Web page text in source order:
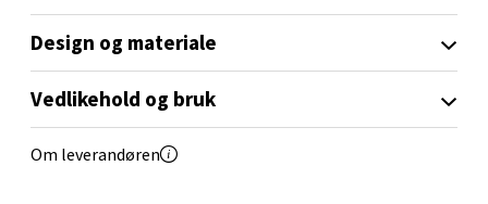
Design og materiale
Vedlikehold og bruk
Om leverandøren
Oppdal - Aunasenteret
Aunasenteret, Sunndalsvegen 3, 7340 Oppdal
Åpent i dag 10-19
0 i butikk